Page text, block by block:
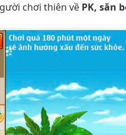
chơi thiên về PK, săn